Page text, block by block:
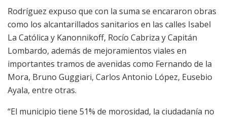
Rodríguez expuso que con la suma se encararon obras
como los alcantarillados sanitarios en las calles Isabel
La Católica y Kanonnikoff, Rocío Cabriza y Capitán
Lombardo, además de mejoramientos viales en
importantes tramos de avenidas como Fernando de la
Mora, Bruno Guggiari, Carlos Antonio López, Eusebio
Ayala, entre otras.
“El municipio tiene 51% de morosidad, la ciudadanía no